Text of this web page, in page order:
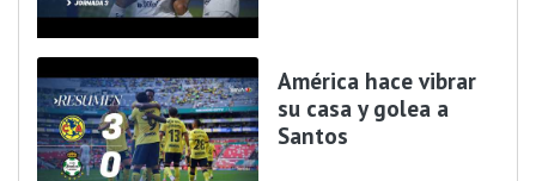
América hace vibrar
su casa y golea a
Santos